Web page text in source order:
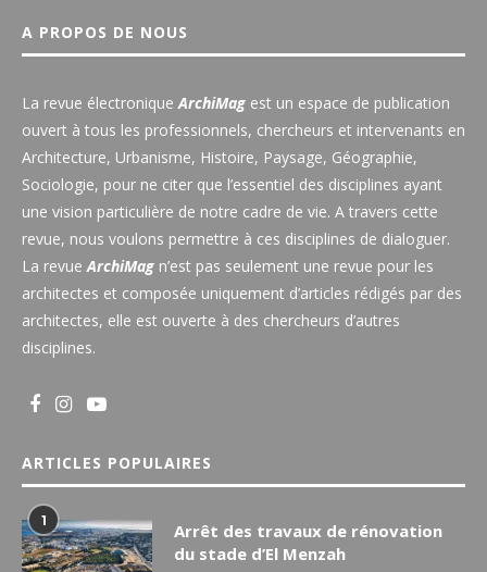
A PROPOS DE NOUS
La revue électronique ArchiMag est un espace de publication
ouvert à tous les professionnels, chercheurs et intervenants en
Architecture, Urbanisme, Histoire, Paysage, Géographie,
Sociologie, pour ne citer que l’essentiel des disciplines ayant
une vision particulière de notre cadre de vie. A travers cette
revue, nous voulons permettre à ces disciplines de dialoguer.
La revue ArchiMag n’est pas seulement une revue pour les
architectes et composée uniquement d’articles rédigés par des
architectes, elle est ouverte à des chercheurs d’autres
disciplines.
ARTICLES POPULAIRES
1
Arrêt des travaux de rénovation
du stade d’El Menzah